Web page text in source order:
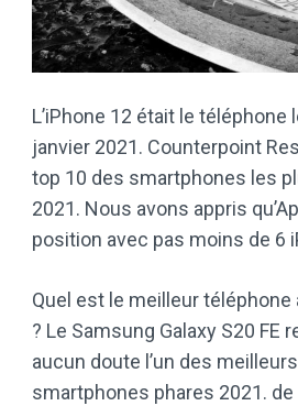
L’iPhone 12 était le téléphone
janvier 2021. Counterpoint
top 10 des smartphones les
2021. Nous avons appris
position avec pas moins de 6
Quel est le meilleur téléphone
? Le Samsung Galaxy S20 FE
aucun doute l’un des
smartphones phares 2021.